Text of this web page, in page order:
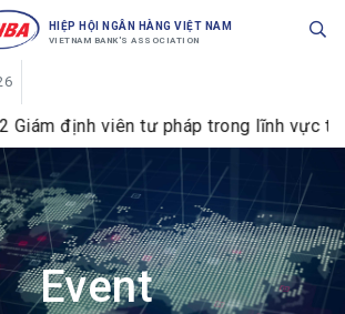
HIỆP HỘI NGÂN HÀNG VIỆT NAM
VIETNAM BANK'S ASSOCIATION
viên tư pháp trong lĩnh vực tiền tệ và
Event